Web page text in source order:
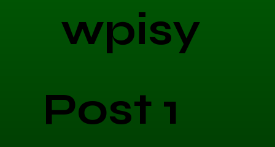
wpisy
Post 1